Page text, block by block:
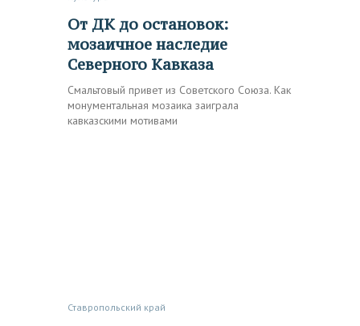
От ДК до остановок:
мозаичное наследие
Северного Кавказа
Смальтовый привет из Советского Союза. Как
монументальная мозаика заиграла
кавказскими мотивами
Ставропольский край